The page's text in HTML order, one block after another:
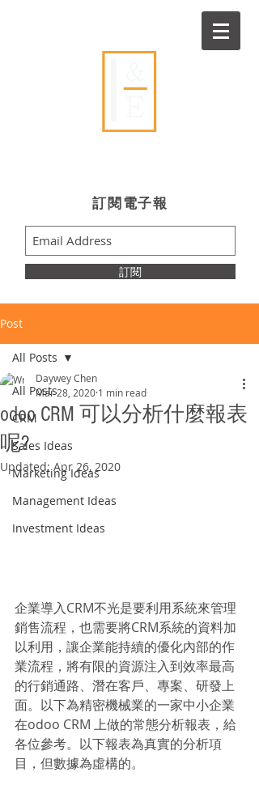
​訂閱電子報
訂閱
Post
All Posts
CRM
Sales Ideas
Marketing Ideas
Management Ideas
Investment Ideas
All Posts
odoo CRM 可以分析什麼報表
呢?
Daywey Chen
Mar 28, 2020 1 min read
Updated:Apr 26, 2020
企業導入CRM不光是要利用系統來管理
銷售流程，也需要將CRM系統的資料加
以利用，讓企業能持續的優化內部的作
業流程，將有限的資源注入到效率最高
的行銷通路、潛在客戶、專案、研發上
面。以下為精密機械業的一家中小企業
在odoo CRM 上做的常態分析報表，給
各位參考。以下報表為真實的分析項
目，但數據為虛構的。